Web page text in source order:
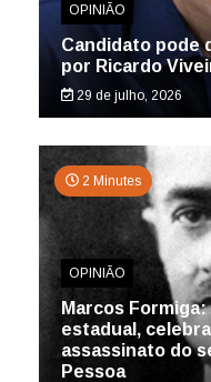
OPINIÃO
Candidato pode
por Ricardo
29 de julho, 2026
2 Minutes
OPINIÃO
Marcos
estadual,
assassinato do
Pessoa